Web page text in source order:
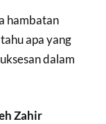
hambatan
apa yang
dalam
Zahir